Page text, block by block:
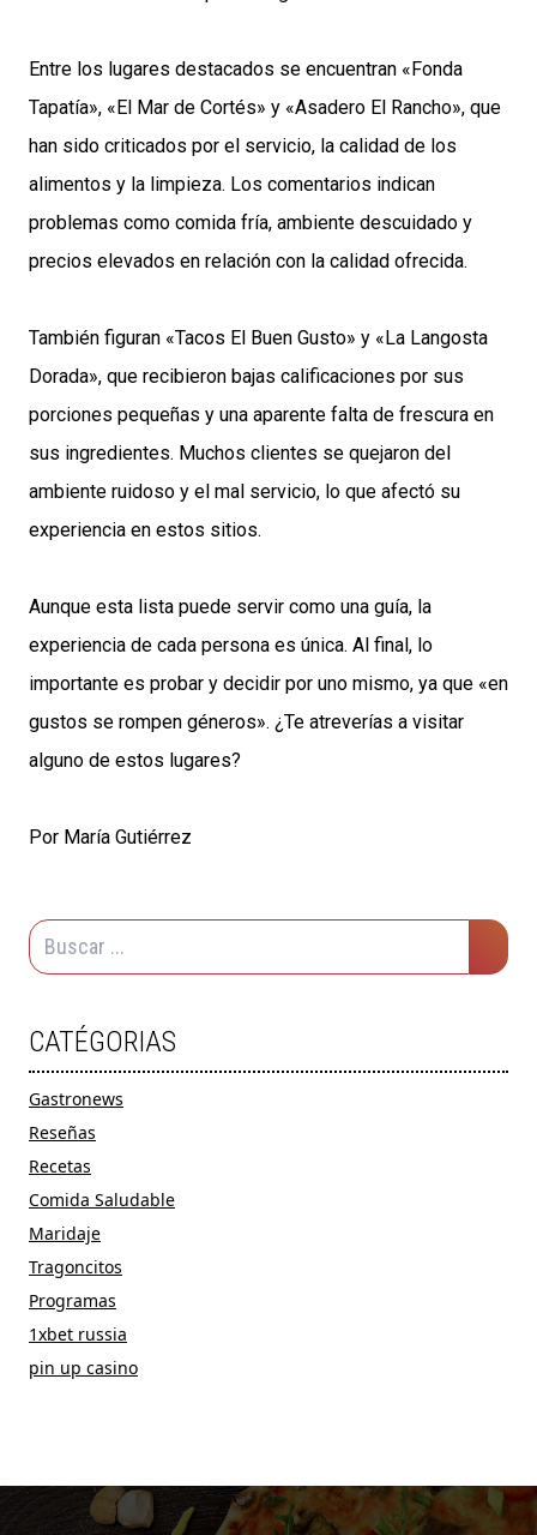
Entre los lugares destacados se encuentran «Fonda
Tapatía», «El Mar de Cortés» y «Asadero El Rancho», que
han sido criticados por el servicio, la calidad de los
alimentos y la limpieza. Los comentarios indican
problemas como comida fría, ambiente descuidado y
precios elevados en relación con la calidad ofrecida.
También figuran «Tacos El Buen Gusto» y «La Langosta
Dorada», que recibieron bajas calificaciones por sus
porciones pequeñas y una aparente falta de frescura en
sus ingredientes. Muchos clientes se quejaron del
ambiente ruidoso y el mal servicio, lo que afectó su
experiencia en estos sitios.
Aunque esta lista puede servir como una guía, la
experiencia de cada persona es única. Al final, lo
importante es probar y decidir por uno mismo, ya que «en
gustos se rompen géneros». ¿Te atreverías a visitar
alguno de estos lugares?
Por María Gutiérrez
CATÉGORIAS
Gastronews
Reseñas
Recetas
Comida Saludable
Maridaje
Tragoncitos
Programas
1xbet russia
pin up casino